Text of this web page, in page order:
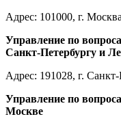
Адрес: 101000, г.
Управление по
Санкт-Петербургу и
Адрес: 191028, г.
Управление по
Москве